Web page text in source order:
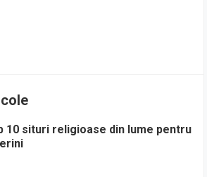
10 situri religioase din lume pentru